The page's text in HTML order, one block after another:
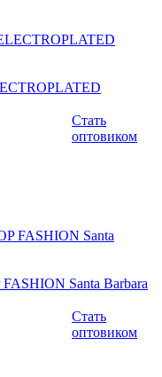
Стать
оптовиком
Santa Barbara
Стать
оптовиком